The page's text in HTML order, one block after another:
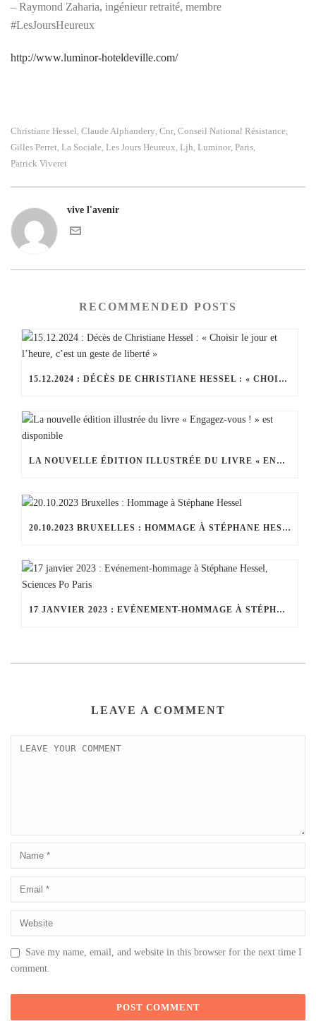
– Raymond Zaharia, ingénieur retraité, membre
#LesJoursHeureux
http://www.luminor-hoteldeville.com/
Christiane Hessel, Claude Alphandery, Cnr, Conseil National Résistance,
Gilles Perret, La Sociale, Les Jours Heureux, Ljh, Luminor, Paris,
Patrick Viveret
vive l'avenir
RECOMMENDED POSTS
15.12.2024 : DÉCÈS DE CHRISTIANE HESSEL : « CHOISIR LE JOUR ET L’HEURE, C’EST UN GESTE DE LIBERTÉ »
LA NOUVELLE ÉDITION ILLUSTRÉE DU LIVRE « ENGAGEZ-VOUS ! » EST DISPONIBLE
20.10.2023 BRUXELLES : HOMMAGE À STÉPHANE HESSEL
17 JANVIER 2023 : EVÉNEMENT-HOMMAGE À STÉPHANE HESSEL, SCIENCES PO PARIS
LEAVE A COMMENT
Save my name, email, and website in this browser for the next time I
comment.